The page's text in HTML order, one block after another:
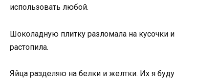
использовать любой.
Шоколадную плитку разломала на кусочки и
растопила.
Яйца разделяю на белки и желтки. Их я буду